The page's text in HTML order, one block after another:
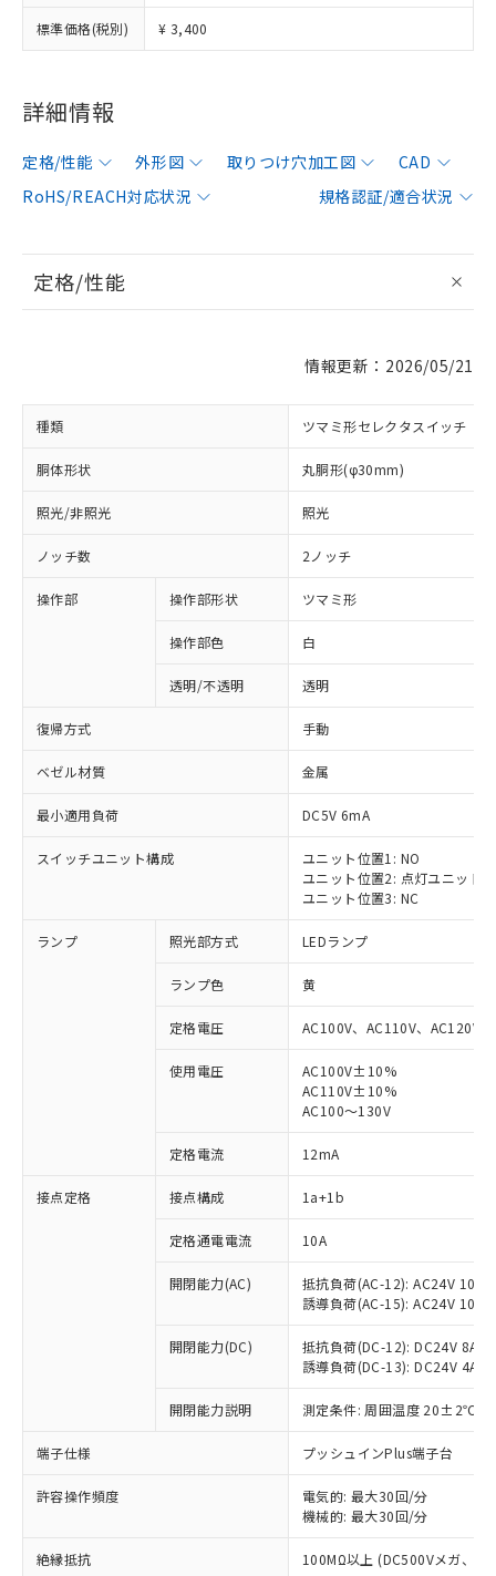
標準価格(税別) ¥ 3,400
詳細情報
定格/性能 外形図 取りつけ穴加工図
CAD
RoHS/REACH対応状況
規格認証/適合状況
定格/性能
情報更新：2026/05/21
種類 ツマミ形セレクタスイッチ
胴体形状 丸胴形(φ30mm)
照光/非照光 照光
ノッチ数 2ノッチ
操作部 操作部形状 ツマミ形
操作部色 白
透明/不透明 透明
復帰方式 手動
ベゼル材質 金属
最小適用負荷 DC5V 6mA
スイッチユニット構成
ユニット位置1: NO
ユニット位置2: 点灯ユニット
ユニット位置3: NC
ランプ 照光部方式 LEDランプ
ランプ色 黄
定格電圧 AC100V、AC110V、AC120V
使用電圧
AC100V±10%
AC110V±10%
AC100～130V
定格電流 12mA
接点定格 接点構成 1a+1b
定格通電電流 10A
開閉能力(AC)
抵抗負荷(AC-12): AC24V 10A/
誘導負荷(AC-15): AC24V
開閉能力(DC)
抵抗負荷(DC-12): DC24V 8A/
誘導負荷(DC-13): DC24V 4A/
開閉能力説明 測定条件: 周囲温度 20±2℃、
端子仕様 プッシュインPlus端子台
許容操作頻度
電気的: 最大30回/分
機械的: 最大30回/分
絶縁抵抗 100MΩ以上 (DC500Vメガ、点
ご利用条件
以下の条件をお読みいただき、同意のうえ
商品の当社在庫状況および標準価格
(税抜)を提供させていただくもので
当社制御機器事業取扱商品の中には、
※1 対応状況
対応済み：EU RoHS指令（10物質）の
対応予定：EU RoHS指令（10物質）の非含
有に対応した製品に切り替える予定のある
対応予定なし：EU RoHS指令（10物質）の
非含有に非対応の商品で、対応品を出す予
調査・確認中：EU RoHS指令（10物質）の
非含有の対応状況を調査中または確認中の
商品です。
非該当品：ライセンス料など無形物で、有
害物質有無と関係のない商品です。
「○」：最大均質材料含有率が中国RoHSの
「×」：最大均質材料含有率が中国RoHSの